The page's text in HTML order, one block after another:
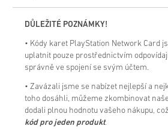
DŮLEŽITÉ POZNÁMKY!
• Kódy karet PlayStation Network Card
uplatnit pouze prostřednictvím
správně ve spojení se svým účtem.
• Zavázali jsme se nabízet nejlepší a
toho dosáhli, můžeme zkombinovat
dodali plnou hodnotu vašeho nákupu,
kód pro jeden produkt.